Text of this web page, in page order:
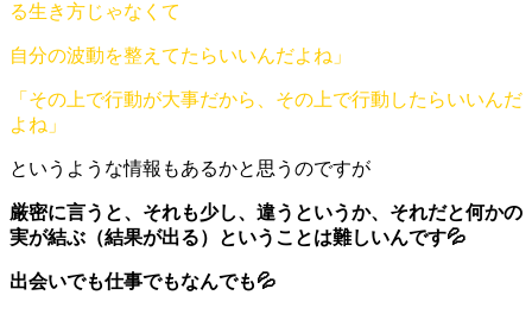
る生き方じゃなくて
自分の波動を整えてたらいいんだよね」
「その上で行動が大事だから、その上で行動したらいいんだ
よね」
というような情報もあるかと思うのですが
厳密に言うと、それも少し、違うというか、それだと何かの
実が結ぶ（結果が出る）ということは難しいんです💦
出会いでも仕事でもなんでも💦